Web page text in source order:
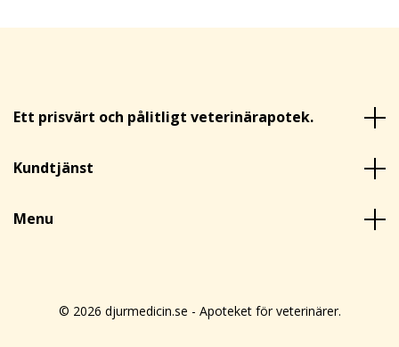
Ett prisvärt och pålitligt veterinärapotek.
Kundtjänst
Menu
© 2026 djurmedicin.se - Apoteket för veterinärer.